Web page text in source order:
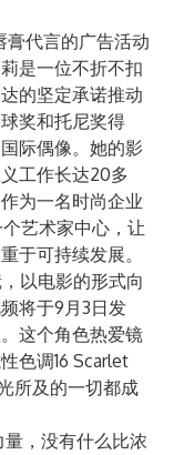
膏代言的广告活动
是一位不折不扣
的坚定承诺推动
奖和托尼奖得
际偶像。她的影
工作长达20多
为一名时尚企业
艺术家中心，让
于可持续发展。
以电影的形式向
将于9月3日发
这个角色热爱镜
色调16 Scarlet
所及的一切都成
量，没有什么比浓